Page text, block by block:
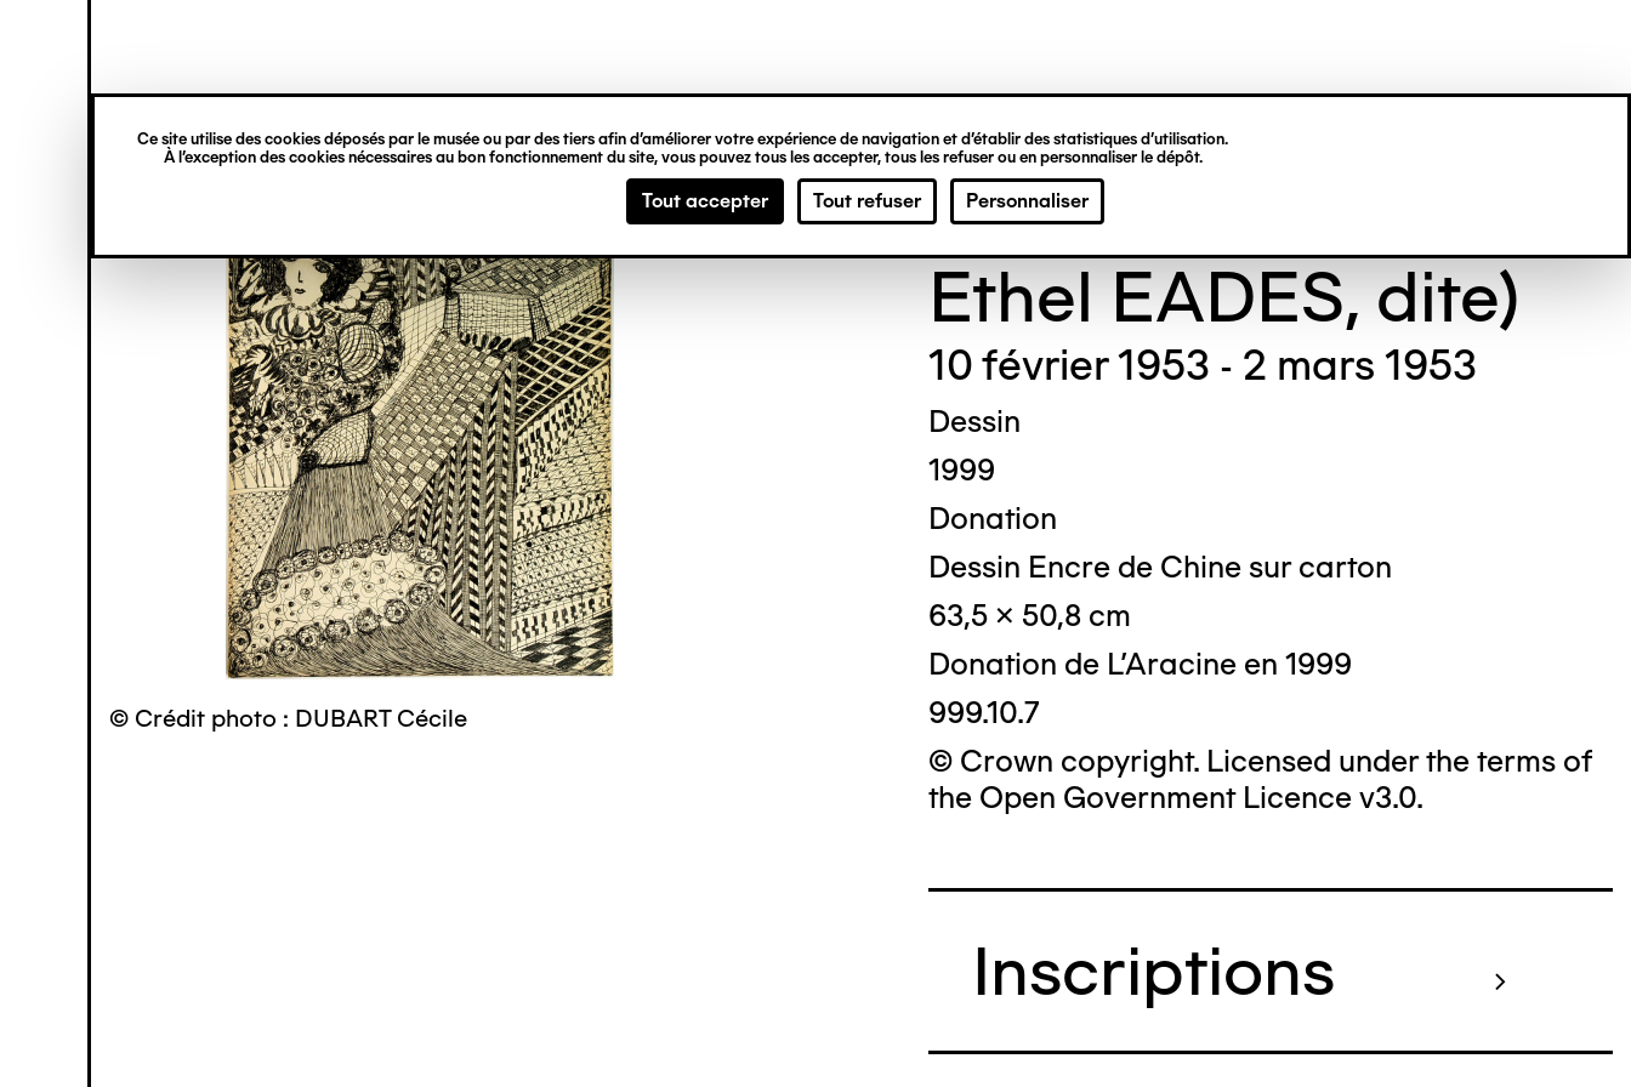
Ce site utilise des cookies déposés par le musée ou par des tiers afin d’améliorer votre expérience de navigation et d’établir des statistiques d’utilisation.
À l’exception des cookies nécessaires au bon fonctionnement du site, vous pouvez tous les accepter, tous les refuser ou en personnaliser le dépôt.
Tout accepter Tout refuser Personnaliser
principal
verticale
© Crédit photo : DUBART Cécile
Madge GILL (Maude
Ethel EADES, dite)
10 février 1953 - 2 mars 1953
Dessin
1999
Donation
Dessin Encre de Chine sur carton
63,5 x 50,8 cm
Donation de L'Aracine en 1999
999.10.7
© Crown copyright. Licensed under the terms of
the Open Government Licence v3.0.
Inscriptions